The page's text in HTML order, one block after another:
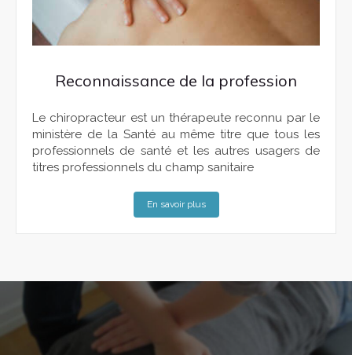
Reconnaissance de la profession
Le chiropracteur est un thérapeute reconnu par le
ministère de la Santé au même titre que tous les
professionnels de santé et les autres usagers de
titres professionnels du champ sanitaire
En savoir plus